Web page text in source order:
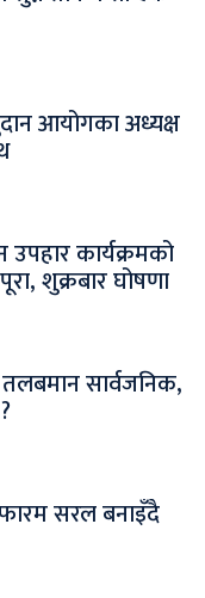
आयोगका अध्यक्ष
उपहार कार्यक्रमको
शुक्रबार घोषणा
सार्वजनिक,
सरल बनाइँदै